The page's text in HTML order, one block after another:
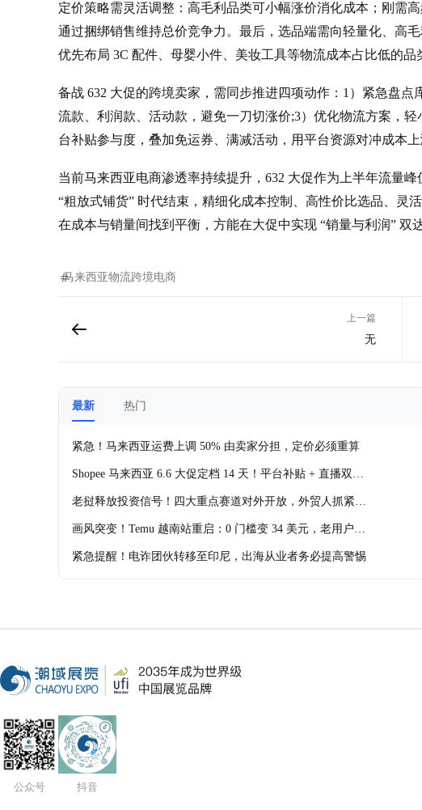
定价策略需灵活调整：高毛利品类可小幅涨价消化成本；刚需
通过捆绑销售维持总价竞争力。最后，选品端需向轻量化、高
优先布局 3C 配件、母婴小件、美妆工具等物流成本占比低的品
备战 632 大促的跨境卖家，需同步推进四项动作：1）紧急盘点
流款、利润款、活动款，避免一刀切涨价;3）优化物流方案，
台补贴参与度，叠加免运券、满减活动，用平台资源对冲成本上
当前马来西亚电商渗透率持续提升，632 大促作为上半年流量
“粗放式铺货” 时代结束，精细化成本控制、高性价比选品、灵
在成本与销量间找到平衡，方能在大促中实现 “销量与利润” 双
马来西亚物流跨境电商
上一篇
无
最新 热门
紧急！马来西亚运费上调 50% 由卖家分担，定价必须重算
Shopee 马来西亚 6.6 大促定档 14 天！平台补贴 + 直播双驱
老挝释放投资信号！四大重点赛道对外开放，外贸人抓紧布
画风突变！Temu 越南站重启：0 门槛变 34 美元，老用户直
紧急提醒！电诈团伙转移至印尼，出海从业者务必提高警惕
公众号 抖音